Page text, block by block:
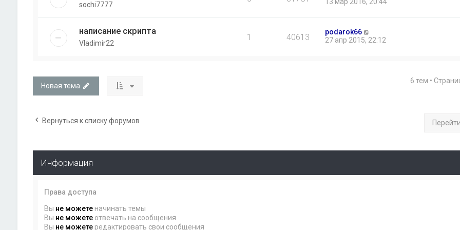
sochi7777
написание скрипта
Vladimir22
1 40613
podarok66
27 апр 2015, 22:12
Новая тема
6 тем •
Вернуться к списку форумов Перейти
Информация
Права доступа
Вы не можетеначинать темы
Вы не можетеотвечать на сообщения
Вы не можетередактировать свои сообщения